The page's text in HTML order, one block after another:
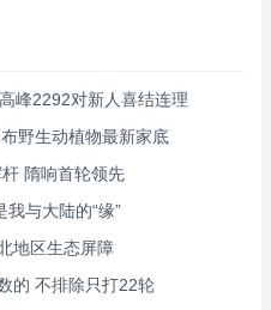
峰2292对新人喜结连理
野生动植物最新家底
隋响首轮领先
我与大陆的“缘”
地区生态屏障
的 不排除只打22轮